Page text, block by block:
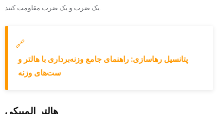
🔗
پتانسیل رهاسازی: راهنمای جامع وزنه‌برداری با هالتر و
ست‌های وزنه
هالتر المپیکی